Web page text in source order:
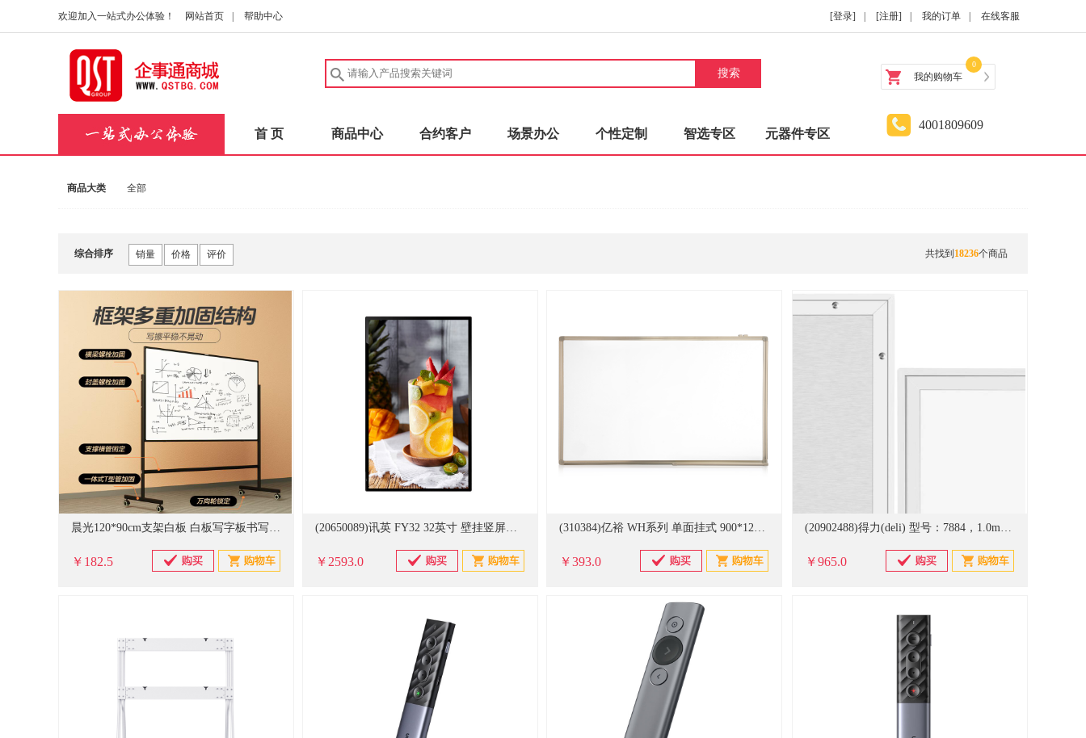
欢迎加入一站式办公体验！ 网站首页 帮助中心 [登录] [注册] 我的订单 在线客服
搜索 我的购物车
0
首 页 商品中心 合约客户 场景办公 个性定制 智选专区 元器件专区
4001809609
商品大类 全部
综合排序 销量 价格 评价 共找到 18236个商品
晨光120*90cm支架白板 白板写字板书写稳固移动升降教学辅导办公会议磁性黑板家庭 ADB983CP
￥182.5
(20650089)讯英 FY32 32英寸 壁挂竖屏广告机(单位：台)
￥2593.0
(310384)亿裕 WH系列 单面挂式 900*1200mm 单面白板(单位：块)
￥393.0
(20902488)得力(deli) 型号：7884，1.0mm加厚碳钢 支架式，尺寸180*90厘米，H型支架，可移动、可翻转，双面磁性，纤维板芯 白板(单位：个)
￥965.0